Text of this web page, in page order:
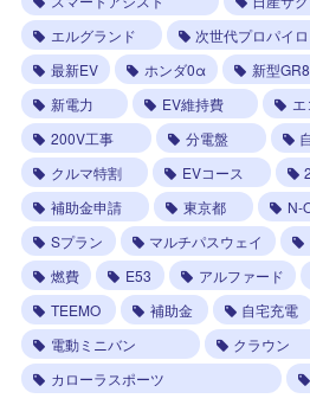
エルグランド
次世代プロパイロ
最新EV
ホンダ0α 新型
新電力
EV維持費
200V工事
分電盤
クルマ特割
EVコース
補助金申請
東京都 N-
Sプラン
マルチパスウェイ
燃費
E53 アルファード
TEEMO
補助金 自宅充電
電動ミニバン
クラウン
カローラスポーツ